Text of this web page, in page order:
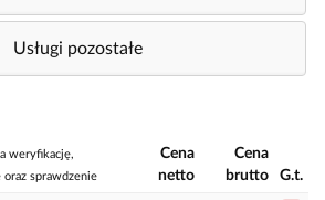
Usługi pozostałe
weryfikację,
sprawdzenie
Cena
netto
Cena
brutto
G.t.